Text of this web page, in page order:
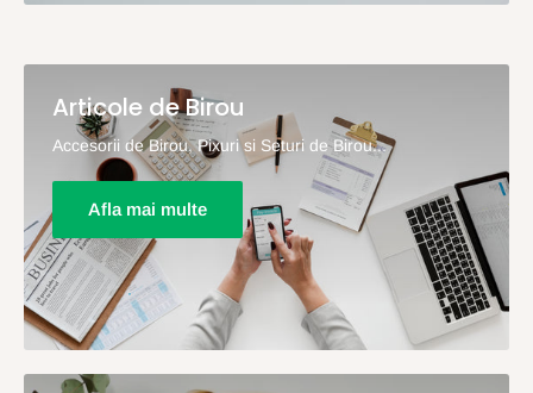
Articole de Birou
Accesorii de Birou, Pixuri si Seturi de Birou...
Afla mai multe